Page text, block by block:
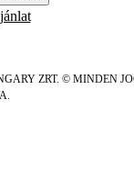
ZRT. © MINDEN